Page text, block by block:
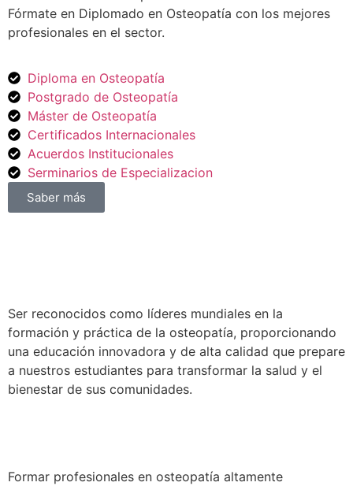
Fórmate en Diplomado en Osteopatía con los mejores
profesionales en el sector.
Diploma en Osteopatía
Postgrado de Osteopatía
Máster de Osteopatía
Certificados Internacionales
Acuerdos Institucionales
Serminarios de Especializacion
Saber más
Ser reconocidos como líderes mundiales en la
formación y práctica de la osteopatía, proporcionando
una educación innovadora y de alta calidad que prepare
a nuestros estudiantes para transformar la salud y el
bienestar de sus comunidades.
Formar profesionales en osteopatía altamente